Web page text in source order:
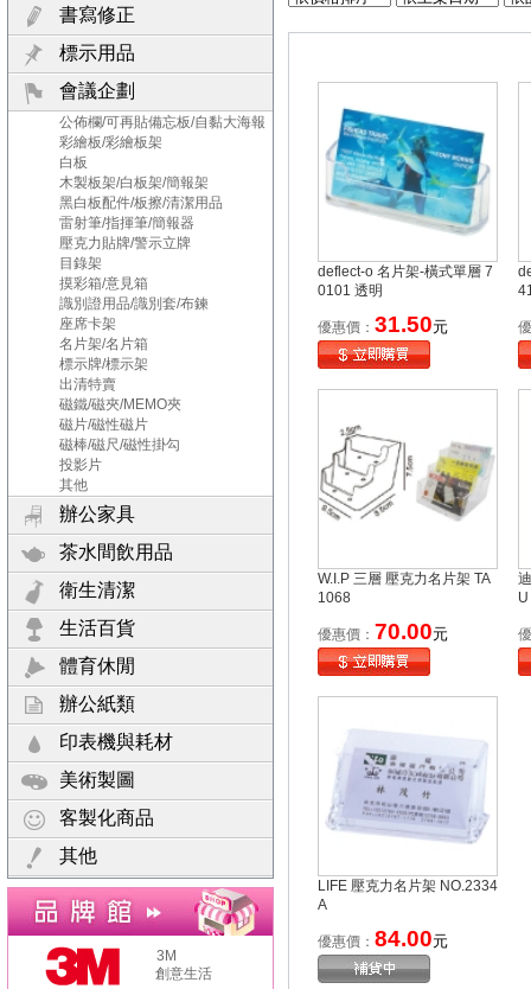
書寫修正
標示用品
會議企劃
公佈欄/可再貼備忘板/自黏大海報
彩繪板/彩繪板架
白板
木製板架/白板架/簡報架
黑白板配件/板擦/清潔用品
雷射筆/指揮筆/簡報器
壓克力貼牌/警示立牌
目錄架
摸彩箱/意見箱
識別證用品/識別套/布鍊
座席卡架
名片架/名片箱
標示牌/標示架
出清特賣
磁鐵/磁夾/MEMO夾
磁片/磁性磁片
磁棒/磁尺/磁性掛勾
投影片
其他
辦公家具
茶水間飲用品
衛生清潔
生活百貨
體育休閒
辦公紙類
印表機與耗材
美術製圖
客製化商品
其他
3M
創意生活
deflect-o 名片架-橫式單層 7
0101 透明
優惠價： 31.50元
W.I.P 三層 壓克力名片架 TA
1068
優惠價： 70.00元
LIFE 壓克力名片架 NO.2334
A
優惠價： 84.00元